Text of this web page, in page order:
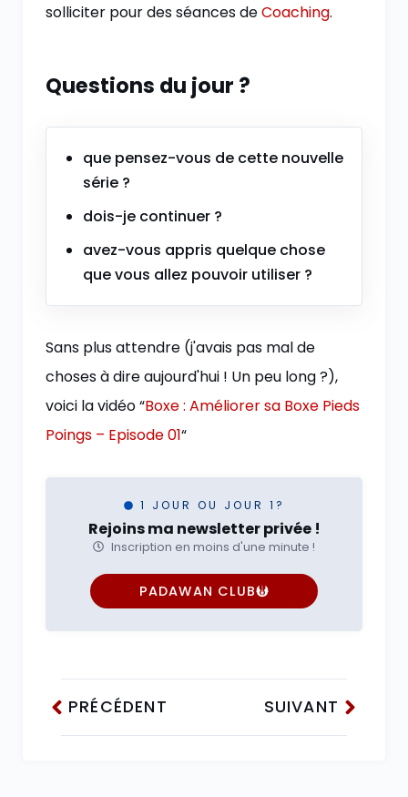
solliciter pour des séances deCoaching.
Questions du jour ?
que pensez-vous de cette nouvelle
série ?
dois-je continuer ?
avez-vous appris quelque chose
que vous allez pouvoir utiliser ?
Sans plus attendre (j'avais pas mal de
choses à dire aujourd'hui ! Un peu long ?),
voici la vidéo “Boxe : Améliorer sa Boxe Pieds
Poings – Episode 01“
1 JOUR OU JOUR 1?
Rejoins ma newsletter privée !
Inscription en moins d'une minute !
PADAWAN CLUB
PRÉCÉDENT SUIVANT